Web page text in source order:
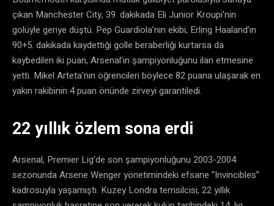
çıkan Manchester City, 39. dakikada Eli Junior Kroupi’nin
golüyle geriye düştü. Pep Guardiola’nın ekibi, Erling Haaland’ın
90+5. dakikada kaydettiği golle beraberliği kurtarsa da
kaybedilen iki puan, Arsenal’in şampiyonluğunu ilan etmesine
yetti. Mikel Arteta’nın öğrencileri böylece 82 puana ulaşarak en
yakın rakibinin 4 puan önünde zirveyi garantiledi.
22 yıllık özlem sona erdi
Arsenal, Premier Lig’de son şampiyonluğunu 2003-2004
sezonunda Arsene Wenger yönetimindeki efsane “Invincibles”
kadrosuyla yaşamıştı. Kuzey Londra temsilcisi, 22 yıllık